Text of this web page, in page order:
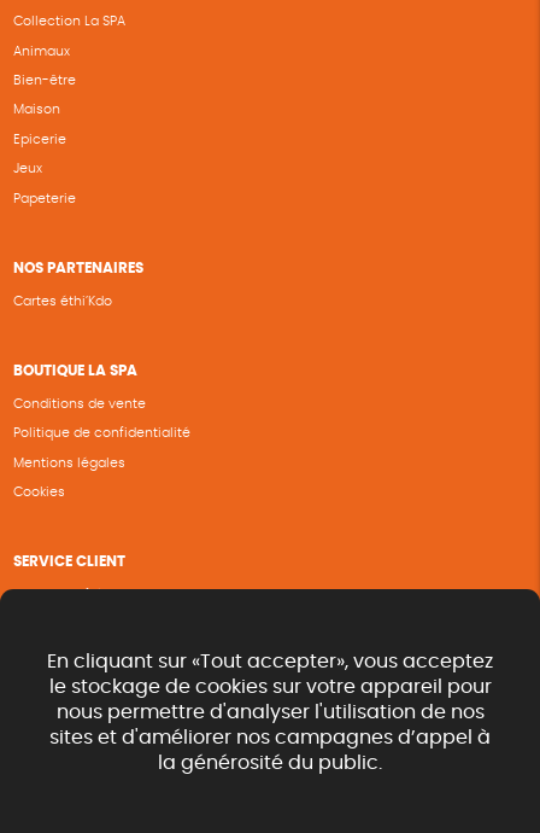
Collection La SPA
Animaux
Bien-être
Maison
Epicerie
Jeux
Papeterie
NOS PARTENAIRES
Cartes éthi’Kdo
BOUTIQUE LA SPA
Conditions de vente
Politique de confidentialité
Mentions légales
Cookies
SERVICE CLIENT
Nous contacter
Renvoyer des articles
Commande rapide catalogue
En cliquant sur «Tout accepter», vous acceptez
le stockage de cookies sur votre appareil pour
nous permettre d'analyser l'utilisation de nos
sites et d'améliorer nos campagnes d’appel à
la générosité du public.